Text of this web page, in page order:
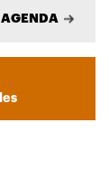
AGENDA